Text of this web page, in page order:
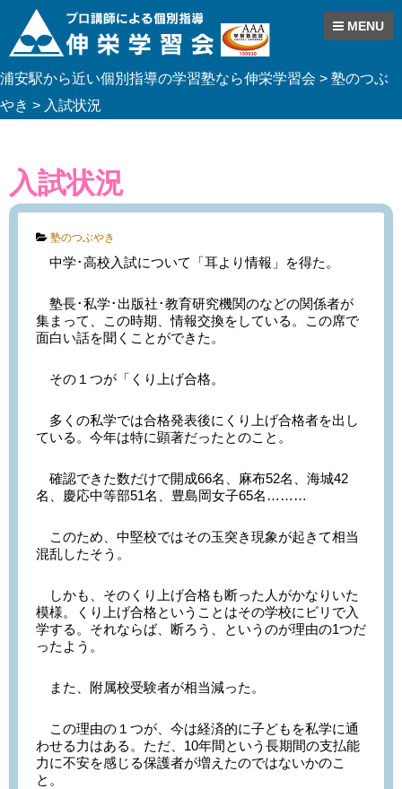
Skip
to
content
MENU
浦安駅から近い個別指導の学習塾なら伸栄学習会 > 塾のつぶ
やき > 入試状況
入試状況
Categories:
塾のつぶやき
中学･高校入試について「耳より情報」を得た。
塾長･私学･出版社･教育研究機関のなどの関係者が
集まって、この時期、情報交換をしている。この席で
面白い話を聞くことができた。
その１つが「くり上げ合格。
多くの私学では合格発表後にくり上げ合格者を出し
ている。今年は特に顕著だったとのこと。
確認できた数だけで開成66名、麻布52名、海城42
名、慶応中等部51名、豊島岡女子65名………
このため、中堅校ではその玉突き現象が起きて相当
混乱したそう。
しかも、そのくり上げ合格も断った人がかなりいた
模様。くり上げ合格ということはその学校にビリで入
学する。それならば、断ろう、というのが理由の1つだ
ったよう。
また、附属校受験者が相当減った。
この理由の１つが、今は経済的に子どもを私学に通
わせる力はある。ただ、10年間という長期間の支払能
力に不安を感じる保護者が増えたのではないかのこ
と。